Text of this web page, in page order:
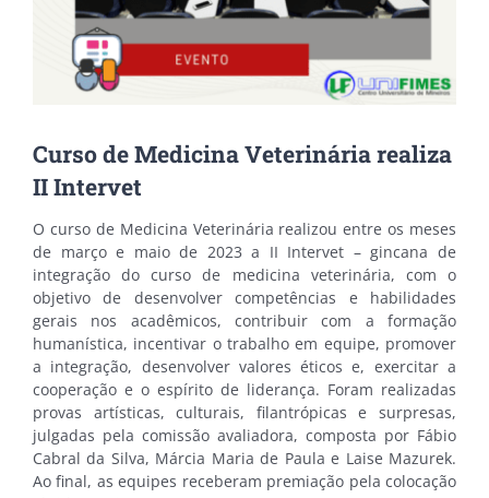
Curso de Medicina Veterinária realiza
II Intervet
O curso de Medicina Veterinária realizou entre os meses
de março e maio de 2023 a II Intervet – gincana de
integração do curso de medicina veterinária, com o
objetivo de desenvolver competências e habilidades
gerais nos acadêmicos, contribuir com a formação
humanística, incentivar o trabalho em equipe, promover
a integração, desenvolver valores éticos e, exercitar a
cooperação e o espírito de liderança. Foram realizadas
provas artísticas, culturais, filantrópicas e surpresas,
julgadas pela comissão avaliadora, composta por Fábio
Cabral da Silva, Márcia Maria de Paula e Laise Mazurek.
Ao final, as equipes receberam premiação pela colocação